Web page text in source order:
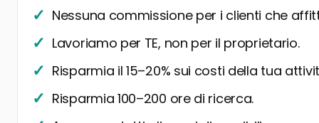
Nessuna commissione per i clienti che
Lavoriamo per TE, non per il proprietario.
Risparmia il 15–20% sui costi della tua
Risparmia 100–200 ore di ricerca.